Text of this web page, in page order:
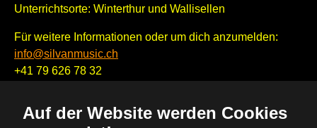
Auf der Website werden Cookies
Unterrichtsorte: Winterthur und Wallisellen
Für weitere Informationen oder um dich anzumelden:
info@silvanmusic.ch
+41 79 626 78 32